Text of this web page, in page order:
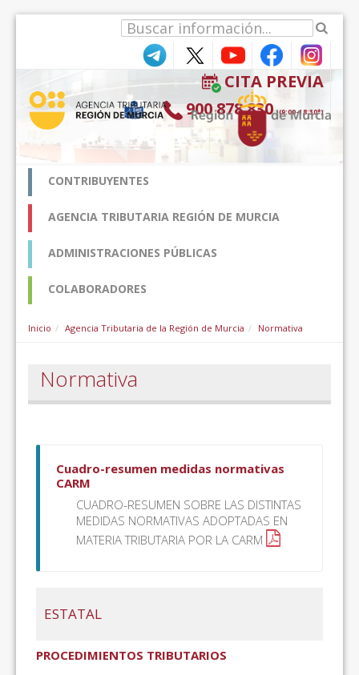
CITA PREVIA
900 878 830 (9:00-18:30*)
CONTRIBUYENTES
AGENCIA TRIBUTARIA REGIÓN DE MURCIA
ADMINISTRACIONES PÚBLICAS
COLABORADORES
Inicio Agencia Tributaria de la Región de Murcia Normativa
Normativa
Cuadro-resumen medidas normativas
CARM
CUADRO-RESUMEN SOBRE LAS DISTINTAS
MEDIDAS NORMATIVAS ADOPTADAS EN
MATERIA TRIBUTARIA POR LA CARM
ESTATAL
PROCEDIMIENTOS TRIBUTARIOS